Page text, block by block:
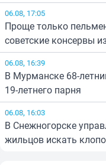
06.08, 17:05
Проще только
советские консервы
06.08, 16:39
В Мурманске 68-
19-летнего парня
06.08, 16:03
В Снежногорске
жильцов искать